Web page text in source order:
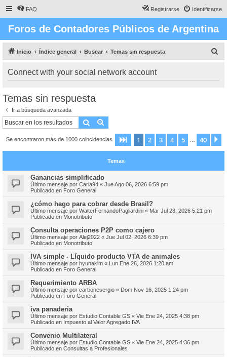
FAQ Identificarse
Registrarse
Foros de Contadores Públicos de Argentina
Inicio Índice general Buscar Temas sin respuesta
Connect with your social network account
Temas sin respuesta
Ir a búsqueda avanzada
Buscar
Se encontraron más de 1000 coincidencias Página de 40
1 2 3 4 5 40
Temas
Ganancias simplificado
Último mensaje por Carla94 « Jue Ago 06, 2026 6:59 pm
Publicado en Foro General
¿cómo hago para cobrar desde Brasil?
Último mensaje por WalterFernandoPagliardini « Mar Jul 28, 2026 5:21 pm
Publicado en Monotributo
Consulta operaciones P2P como cajero
Último mensaje por Alej2022 « Jue Jul 02, 2026 6:39 pm
Publicado en Monotributo
IVA simple - Líquido producto VTA de animales
Último mensaje por hyunakim « Lun Ene 26, 2026 1:20 am
Publicado en Foro General
Requerimiento ARBA
Último mensaje por carbonesergio « Dom Nov 16, 2025 1:24 pm
Publicado en Foro General
iva panaderia
Último mensaje por Estudio Contable GS « Vie Ene 24, 2025 4:38 pm
Publicado en Impuesto al Valor Agregado IVA
Convenio Multilateral
Último mensaje por Estudio Contable GS « Vie Ene 24, 2025 4:36 pm
Publicado en Consultas a Profesionales